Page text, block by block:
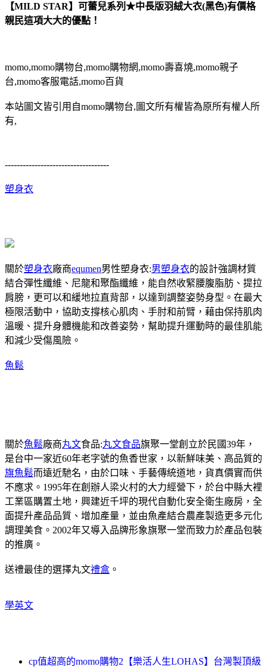
【MILD STAR】可蕾兒系列★中長版羽絨大衣(黑色)有價格
親民這項大大的優點！
momo,momo購物台,momo購物網,momo壽喜燒,momo親子
台,momo客服電話,momo百貨
本站圖文皆引用自momo購物台,圖文所有權皆為原所有權人所
有,
-----------------------------------
塑身衣
關於塑身衣廠商equmen男性塑身衣:男塑身衣的設計強調材質
結合彈性纖維、尼龍和聚酯纖維，能自然收緊腰腹脂肪、提拉
肩膀，更可以和緩地拉直背部，以達到調整姿勢身型。在最大
極限活動中，協助支撐核心肌肉、手肘和前臂，藉由保持肌肉
溫暖、提升身體機能和改善姿勢，幫助提升運動時的最佳肌能
和減少受傷風險。
魚鬆
關於魚鬆廠商丸文食品:丸文食品旗聚一堂創立於民國39年，
是台中一家近60年老字號的魚香世家，以新鮮味美、高品質的
旗魚鬆而遠近馳名，由於口味、手藝傳統道地，貨真價實而供
不應求。1995年在創辦人梁火村的大力經營下，於台中縣大裡
工業區購置土地，興建近千坪的現代自動化安全衛生廠房，全
面提升產品品質、增加產量，並由魚產結合農產製造更多元化
調理美食。2002年又導入品牌形象旗聚一堂而致力於產品包裝
的推廣。
送禮最佳的選擇丸文禮盒 。
學英文
cp值超高的momo購物2【樂活人生LOHAS】台灣製頂級